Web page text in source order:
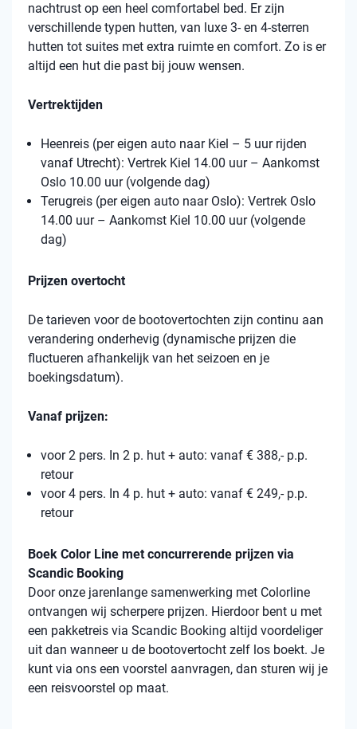
nachtrust op een heel comfortabel bed. Er zijn
verschillende typen hutten, van luxe 3- en 4-sterren
hutten tot suites met extra ruimte en comfort. Zo is er
altijd een hut die past bij jouw wensen.
Vertrektijden
Heenreis (per eigen auto naar Kiel – 5 uur rijden
vanaf Utrecht): Vertrek Kiel 14.00 uur – Aankomst
Oslo 10.00 uur (volgende dag)
Terugreis (per eigen auto naar Oslo): Vertrek Oslo
14.00 uur – Aankomst Kiel 10.00 uur (volgende
dag)
Prijzen overtocht
De tarieven voor de bootovertochten zijn continu aan
verandering onderhevig (dynamische prijzen die
fluctueren afhankelijk van het seizoen en je
boekingsdatum).
Vanaf prijzen:
voor 2 pers. In 2 p. hut + auto: vanaf € 388,- p.p.
retour
voor 4 pers. In 4 p. hut + auto: vanaf € 249,- p.p.
retour
Boek Color Line met concurrerende prijzen via
Scandic Booking
Door onze jarenlange samenwerking met Colorline
ontvangen wij scherpere prijzen. Hierdoor bent u met
een pakketreis via Scandic Booking altijd voordeliger
uit dan wanneer u de bootovertocht zelf los boekt. Je
kunt via ons een voorstel aanvragen, dan sturen wij je
een reisvoorstel op maat.